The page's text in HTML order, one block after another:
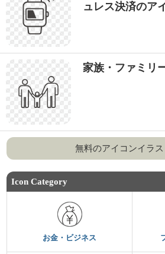
ュレス決済のア
家族・ファミリ
無料のアイコンイラ
Icon Category
お金・ビジネス